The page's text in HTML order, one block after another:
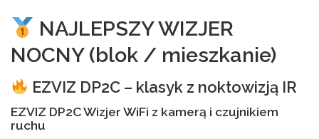
NAJLEPSZY WIZJER
NOCNY (blok / mieszkanie)
EZVIZ DP2C – klasyk z noktowizją IR
EZVIZ DP2C Wizjer WiFi z kamerą i czujnikiem
ruchu